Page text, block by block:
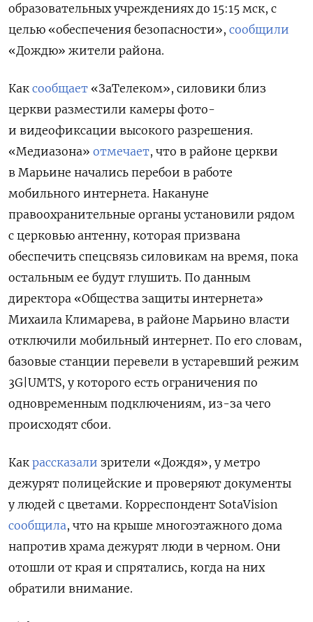
образовательных учреждениях до 15:15 мск, с
целью «обеспечения безопасности», сообщили
«Дождю» жители района.
Как сообщает «ЗаТелеком», силовики близ
церкви разместили камеры фото-
и видеофиксации высокого разрешения.
«Медиазона» отмечает, что в районе церкви
в Марьине начались перебои в работе
мобильного интернета. Накануне
правоохранительные органы установили рядом
с церковью антенну, которая призвана
обеспечить спецсвязь силовикам на время, пока
остальным ее будут глушить. По данным
директора «Общества защиты интернета»
Михаила Климарева, в районе Марьино власти
отключили мобильный интернет. По его словам,
базовые станции перевели в устаревший режим
3G|UMTS, у которого есть ограничения по
одновременным подключениям, из-за чего
происходят сбои.
Как рассказали зрители «Дождя», у метро
дежурят полицейские и проверяют документы
у людей с цветами. Корреспондент SotaVision
сообщила, что на крыше многоэтажного дома
напротив храма дежурят люди в черном. Они
отошли от края и спрятались, когда на них
обратили внимание.